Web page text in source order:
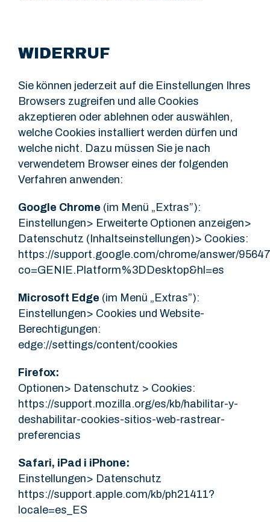
WIDERRUF
Sie können jederzeit auf die Einstellungen Ihres
Browsers zugreifen und alle Cookies
akzeptieren oder ablehnen oder auswählen,
welche Cookies installiert werden dürfen und
welche nicht. Dazu müssen Sie je nach
verwendetem Browser eines der folgenden
Verfahren anwenden:
Google Chrome (im Menü „Extras”):
Einstellungen> Erweiterte Optionen anzeigen>
Datenschutz (Inhaltseinstellungen)> Cookies:
https://support.google.com/chrome/answer/
co=GENIE.Platform%3DDesktop&hl=es
Microsoft Edge (im Menü „Extras”):
Einstellungen> Cookies und Website-
Berechtigungen:
edge://settings/content/cookies
Firefox:
Optionen> Datenschutz > Cookies:
https://support.mozilla.org/es/kb/habilitar-y-
deshabilitar-cookies-sitios-web-rastrear-
preferencias
Safari, iPad i iPhone:
Einstellungen> Datenschutz
https://support.apple.com/kb/ph21411?
locale=es_ES